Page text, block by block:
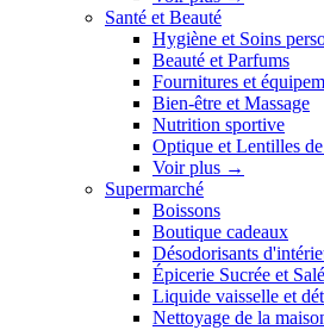
Santé et Beauté
Hygiène et Soins
Beauté et Parfums
Fournitures et
Bien-être et Massage
Nutrition sportive
Optique et Lentilles
Voir plus →
Supermarché
Boissons
Boutique cadeaux
Désodorisants
Épicerie Sucrée et
Liquide vaisselle et
Nettoyage de la